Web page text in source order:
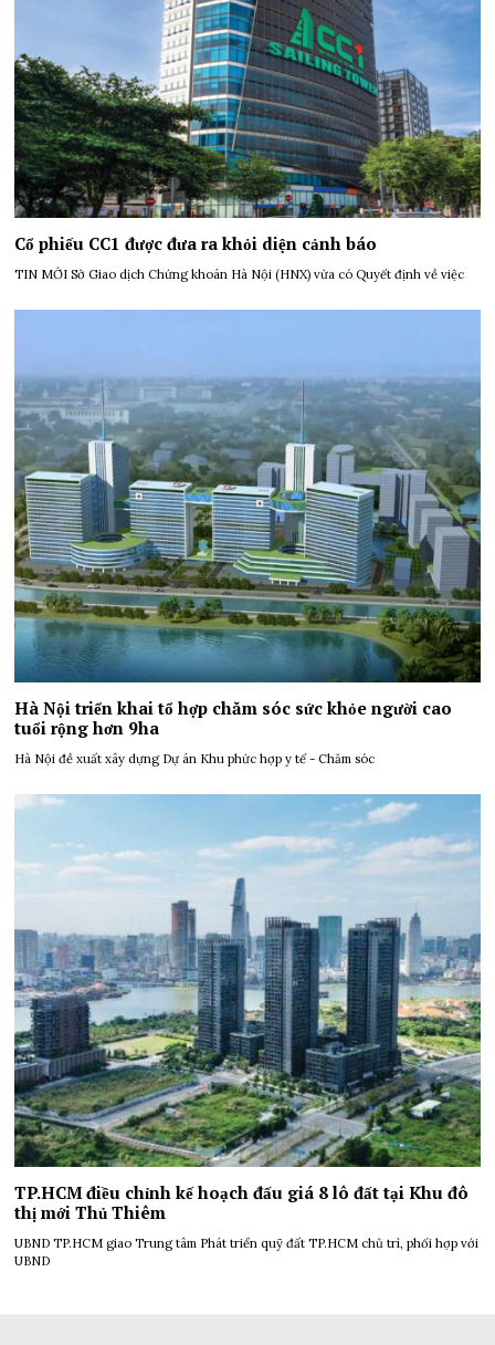
Cổ phiếu CC1 được đưa ra khỏi diện cảnh báo
TIN MỚI Sở Giao dịch Chứng khoán Hà Nội (HNX) vừa có Quyết định về việc
Hà Nội triển khai tổ hợp chăm sóc sức khỏe người cao
tuổi rộng hơn 9ha
Hà Nội đề xuất xây dựng Dự án Khu phức hợp y tế - Chăm sóc
TP.HCM điều chỉnh kế hoạch đấu giá 8 lô đất tại Khu đô
thị mới Thủ Thiêm
UBND TP.HCM giao Trung tâm Phát triển quỹ đất TP.HCM chủ trì, phối hợp với
UBND